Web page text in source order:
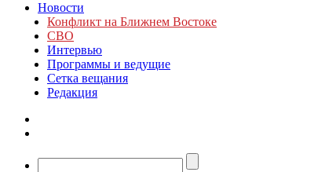
Новости
Конфликт на Ближнем Востоке
СВО
Интервью
Программы и ведущие
Сетка вещания
Редакция